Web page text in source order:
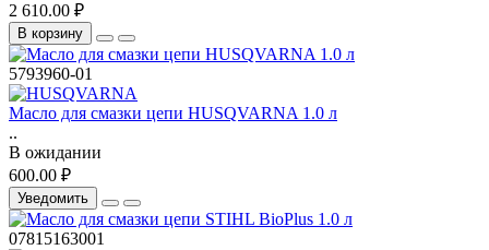
2 610.00 ₽
В корзину
5793960-01
Масло для смазки цепи HUSQVARNA 1.0 л
..
В ожидании
600.00 ₽
Уведомить
07815163001